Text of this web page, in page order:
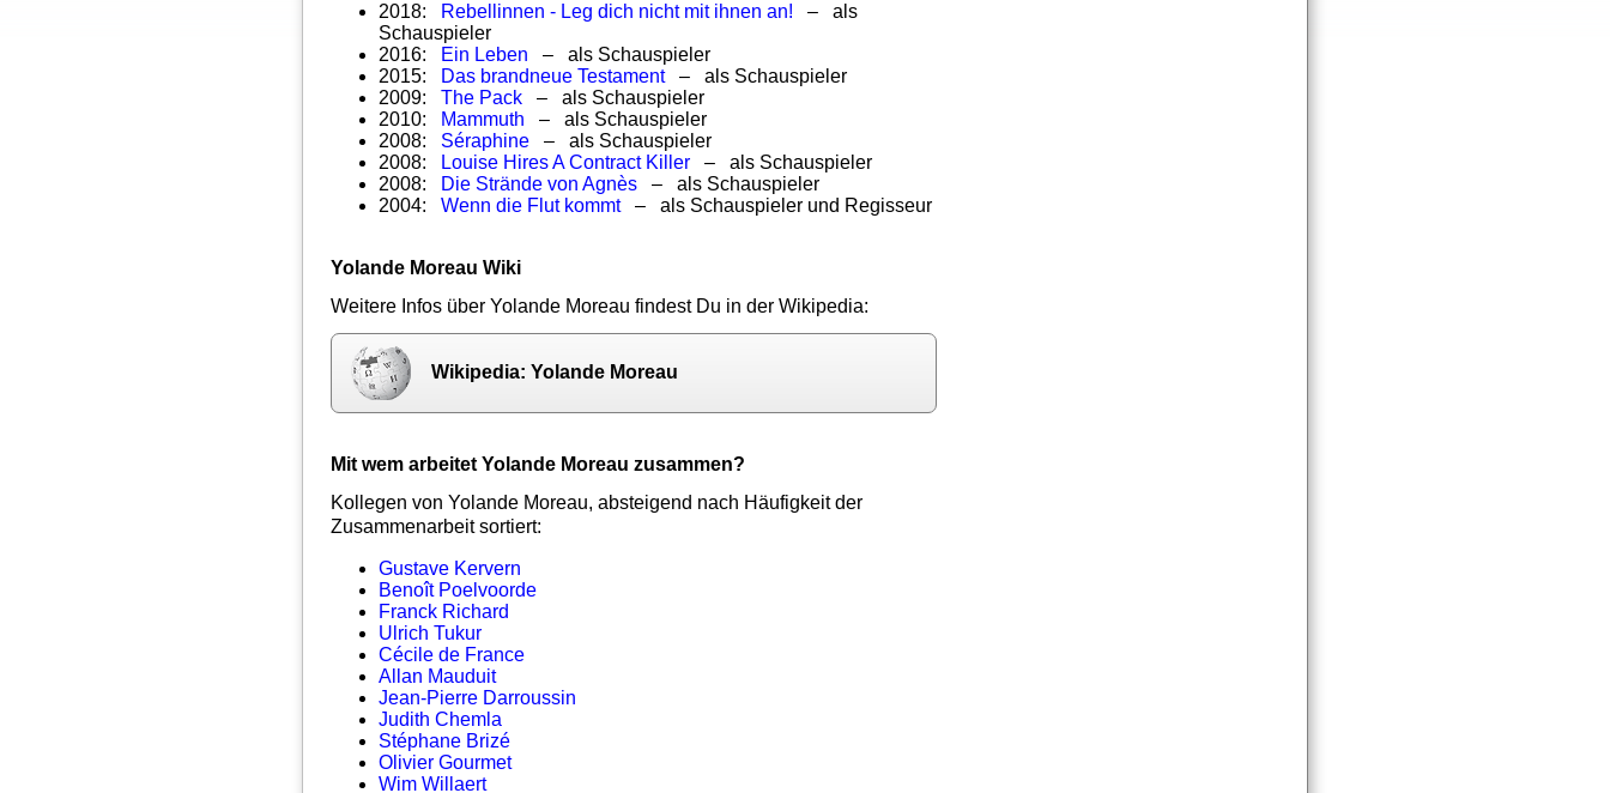
2018: Rebellinnen - Leg dich nicht mit ihnen an! – als
Schauspieler
2016: Ein Leben – als Schauspieler
2015: Das brandneue Testament– als Schauspieler
2009:The Pack – als Schauspieler
2010: Mammuth – als Schauspieler
2008: Séraphine – als Schauspieler
2008:
Louise Hires A Contract Killer – als Schauspieler
2008: Die Strände von Agnès – als Schauspieler
2004:Wenn die Flut kommt– als Schauspieler und Regisseur
Yolande Moreau Wiki
Weitere Infos über Yolande Moreau findest Du in der Wikipedia:
Wikipedia: Yolande Moreau
Mit wem arbeitet Yolande Moreau zusammen?
Kollegen von Yolande Moreau, absteigend nach Häufigkeit der
Zusammenarbeit sortiert:
Gustave Kervern
Benoît Poelvoorde
Franck Richard
Ulrich Tukur
Cécile de France
Allan Mauduit
Jean-Pierre Darroussin
Judith Chemla
Stéphane Brizé
Olivier Gourmet
Wim Willaert